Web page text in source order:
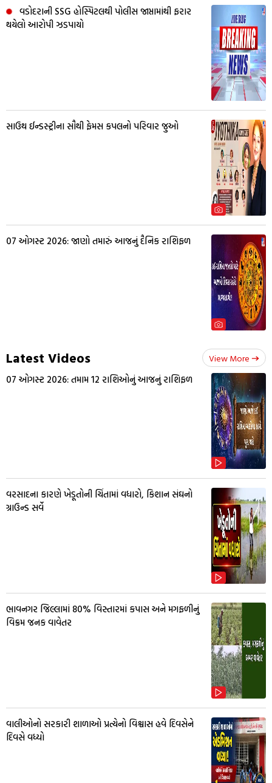
વડોદરાની SSG હોસ્પિટલથી પોલીસ જાપ્તામાંથી ફરાર
થયેલો આરોપી ઝડપાયો
સાઉથ ઈન્ડસ્ટ્રીના સૌથી ફેમસ કપલનો પરિવાર જુઓ
07 ઓગસ્ટ 2026: જાણો તમારું આજનું દૈનિક રાશિફળ
Latest Videos View More
07 ઓગસ્ટ 2026: તમામ 12 રાશિઓનું આજનું રાશિફળ
વરસાદના કારણે ખેડૂતોની ચિંતામાં વધારો, કિશાન સંઘનો
ગ્રાઉન્ડ સર્વે
ભાવનગર જિલ્લામાં 80% વિસ્તારમાં કપાસ અને મગફળીનું
વિક્રમ જનક વાવેતર
વાલીઓનો સરકારી શાળાઓ પ્રત્યેનો વિશ્વાસ હવે દિવસેને
દિવસે વધ્યો